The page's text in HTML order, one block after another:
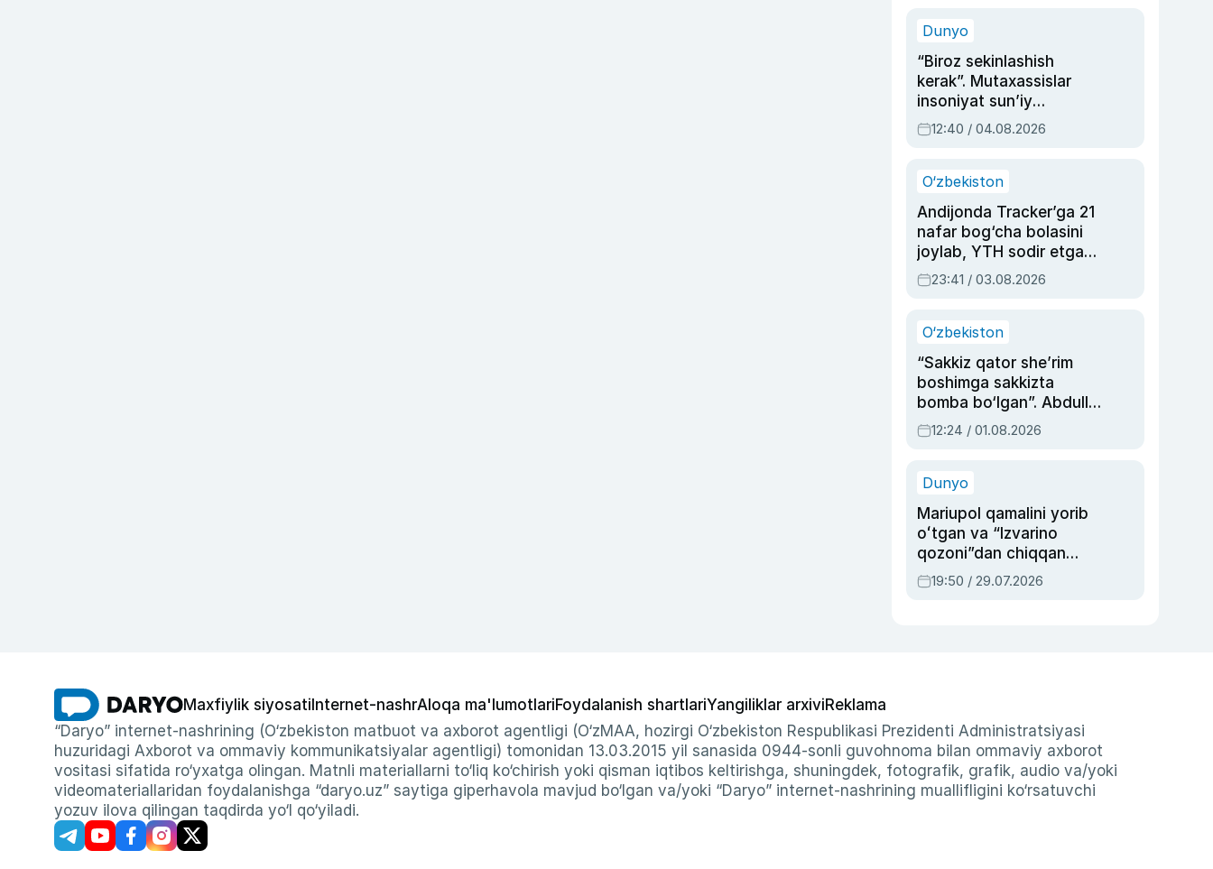
Dunyo
“Biroz sekinlashish
kerak”. Mutaxassislar
insoniyat sun’iy
intellektni boshqara
olmay qolishidan xavotir
12:40 / 04.08.2026
O‘zbekiston
Andijonda Tracker’ga 21
nafar bog‘cha bolasini
joylab, YTH sodir etgan
ayolga sud hukmi o‘qildi
23:41 / 03.08.2026
O‘zbekiston
“Sakkiz qator she’rim
boshimga sakkizta
bomba bo‘lgan”. Abdulla
Oripovni siyosiy
ayblovlardan asrab
12:24 / 01.08.2026
Dunyo
Mariupol qamalini yorib
oʻtgan va “Izvarino
qozoni”dan chiqqan
qahramon — Ukraina
armiyasi bosh
19:50 / 29.07.2026
Maxfiylik siyosati Internet-nashrAloqa ma'lumotlariFoydalanish shartlariYangiliklar arxiviReklama
“Daryo” internet-nashrining (O‘zbekiston matbuot va axborot agentligi (O‘zMAA, hozirgi O‘zbekiston Respublikasi Prezidenti Administratsiyasi
huzuridagi Axborot va ommaviy kommunikatsiyalar agentligi) tomonidan 13.03.2015 yil sanasida 0944-sonli guvohnoma bilan ommaviy axborot
vositasi sifatida ro‘yxatga olingan. Matnli materiallarni to‘liq ko‘chirish yoki qisman iqtibos keltirishga, shuningdek, fotografik, grafik, audio va/yoki
videomateriallaridan foydalanishga “daryo.uz” saytiga giperhavola mavjud bo‘lgan va/yoki “Daryo” internet-nashrining muallifligini ko‘rsatuvchi
yozuv ilova qilingan taqdirda yo‘l qo‘yiladi.